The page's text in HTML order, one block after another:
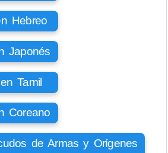
Hebreo
Japonés
Tamil
Coreano
de Armas y Orígenes